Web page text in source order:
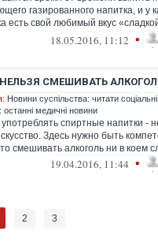
газированного напитка, и у
есть свой любимый вкус
18.05.2016, 11:12 •
СМЕШИВАТЬ
Новини суспільства: читати
останні медичні новини
спиртные напитки -
Здесь нужно быть
смешивать алкоголь ни в коем
19.04.2016, 11:44 •
2 3